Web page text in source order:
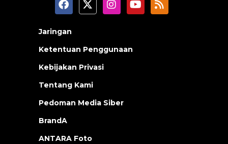
Jaringan
Ketentuan Penggunaan
Kebijakan Privasi
Tentang Kami
Pedoman Media Siber
BrandA
ANTARA Foto